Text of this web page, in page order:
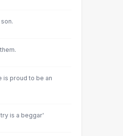
is proud to be an
is a beggar'